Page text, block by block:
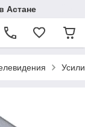
Астане